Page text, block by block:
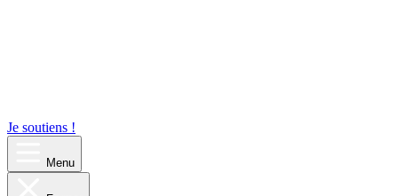
Je soutiens !
Menu